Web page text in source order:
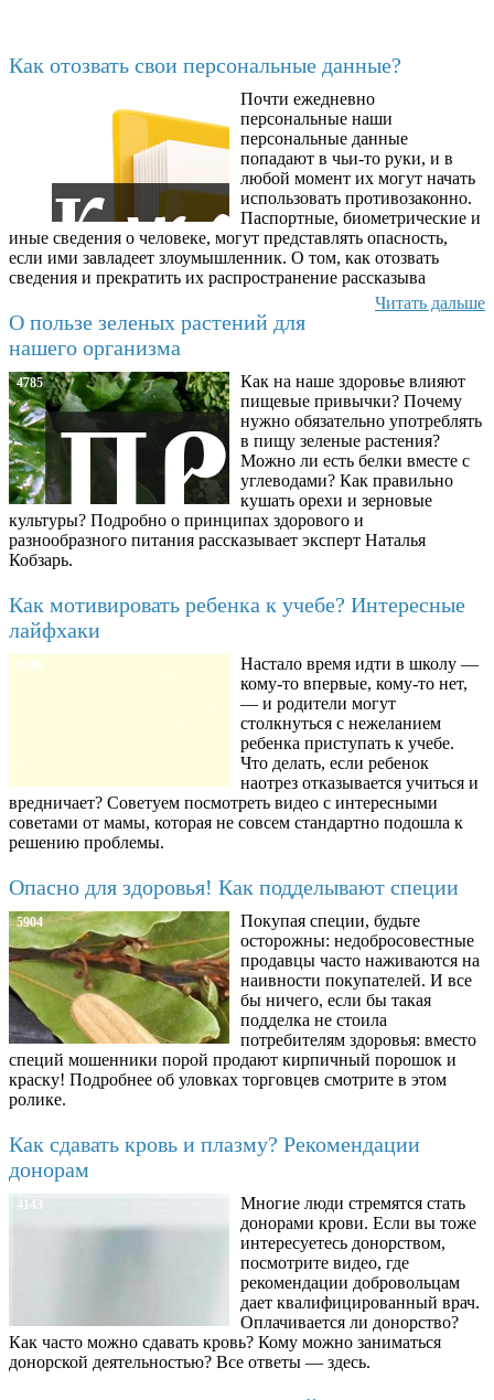
Как отозвать свои персональные данные?
Почти ежедневно
персональные наши
персональные данные
попадают в чьи-то руки, и в
любой момент их могут начать
использовать противозаконно.
Паспортные, биометрические и
иные сведения о человеке, могут представлять опасность,
если ими завладеет злоумышленник. О том, как отозвать
сведения и прекратить их распространение рассказыва
Читать дальше
О пользе зеленых растений для
нашего организма
4785
Как на наше здоровье влияют
пищевые привычки? Почему
нужно обязательно употреблять
в пищу зеленые растения?
Можно ли есть белки вместе с
углеводами? Как правильно
кушать орехи и зерновые
культуры? Подробно о принципах здорового и
разнообразного питания рассказывает эксперт Наталья
Кобзарь.
Как мотивировать ребенка к учебе? Интересные
лайфхаки
8780
Настало время идти в школу —
кому-то впервые, кому-то нет,
— и родители могут
столкнуться с нежеланием
ребенка приступать к учебе.
Что делать, если ребенок
наотрез отказывается учиться и
вредничает? Советуем посмотреть видео с интересными
советами от мамы, которая не совсем стандартно подошла к
решению проблемы.
Опасно для здоровья! Как подделывают специи
5904
Покупая специи, будьте
осторожны: недобросовестные
продавцы часто наживаются на
наивности покупателей. И все
бы ничего, если бы такая
подделка не стоила
потребителям здоровья: вместо
специй мошенники порой продают кирпичный порошок и
краску! Подробнее об уловках торговцев смотрите в этом
ролике.
Как сдавать кровь и плазму? Рекомендации
донорам
4143
Многие люди стремятся стать
донорами крови. Если вы тоже
интересуетесь донорством,
посмотрите видео, где
рекомендации добровольцам
дает квалифицированный врач.
Оплачивается ли донорство?
Как часто можно сдавать кровь? Кому можно заниматься
донорской деятельностью? Все ответы — здесь.